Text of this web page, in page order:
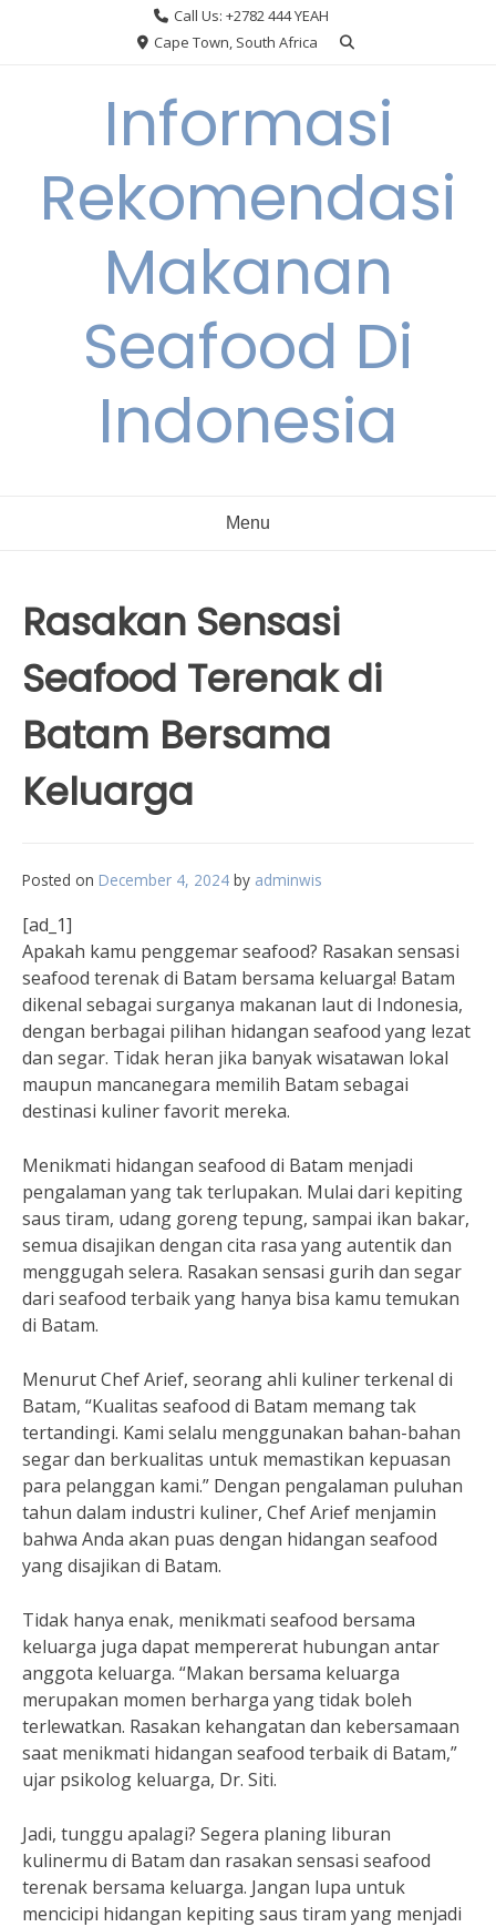
Call Us: +2782 444 YEAH
Cape Town, South Africa
Informasi
Rekomendasi
Makanan
Seafood Di
Indonesia
Menu
Rasakan Sensasi
Seafood Terenak di
Batam Bersama
Keluarga
Posted on December 4, 2024 by adminwis
[ad_1]
Apakah kamu penggemar seafood? Rasakan sensasi
seafood terenak di Batam bersama keluarga! Batam
dikenal sebagai surganya makanan laut di Indonesia,
dengan berbagai pilihan hidangan seafood yang lezat
dan segar. Tidak heran jika banyak wisatawan lokal
maupun mancanegara memilih Batam sebagai
destinasi kuliner favorit mereka.
Menikmati hidangan seafood di Batam menjadi
pengalaman yang tak terlupakan. Mulai dari kepiting
saus tiram, udang goreng tepung, sampai ikan bakar,
semua disajikan dengan cita rasa yang autentik dan
menggugah selera. Rasakan sensasi gurih dan segar
dari seafood terbaik yang hanya bisa kamu temukan
di Batam.
Menurut Chef Arief, seorang ahli kuliner terkenal di
Batam, “Kualitas seafood di Batam memang tak
tertandingi. Kami selalu menggunakan bahan-bahan
segar dan berkualitas untuk memastikan kepuasan
para pelanggan kami.” Dengan pengalaman puluhan
tahun dalam industri kuliner, Chef Arief menjamin
bahwa Anda akan puas dengan hidangan seafood
yang disajikan di Batam.
Tidak hanya enak, menikmati seafood bersama
keluarga juga dapat mempererat hubungan antar
anggota keluarga. “Makan bersama keluarga
merupakan momen berharga yang tidak boleh
terlewatkan. Rasakan kehangatan dan kebersamaan
saat menikmati hidangan seafood terbaik di Batam,”
ujar psikolog keluarga, Dr. Siti.
Jadi, tunggu apalagi? Segera planing liburan
kulinermu di Batam dan rasakan sensasi seafood
terenak bersama keluarga. Jangan lupa untuk
mencicipi hidangan kepiting saus tiram yang menjadi